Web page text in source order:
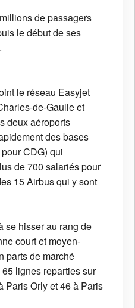
de passagers
le début de ses
le réseau Easyjet
de-Gaulle et
deux aéroports
des bases
CDG) qui
de 700 salariés pour
15 Airbus qui y sont
se hisser au rang de
court et moyen-
parts de marché
lignes reparties sur
Paris Orly et 46 à Paris